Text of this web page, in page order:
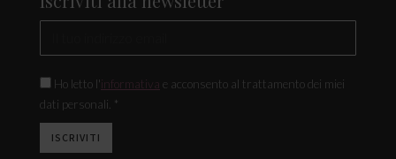
Ho letto l'informativa e acconsento al trattamento dei miei
dati personali. *